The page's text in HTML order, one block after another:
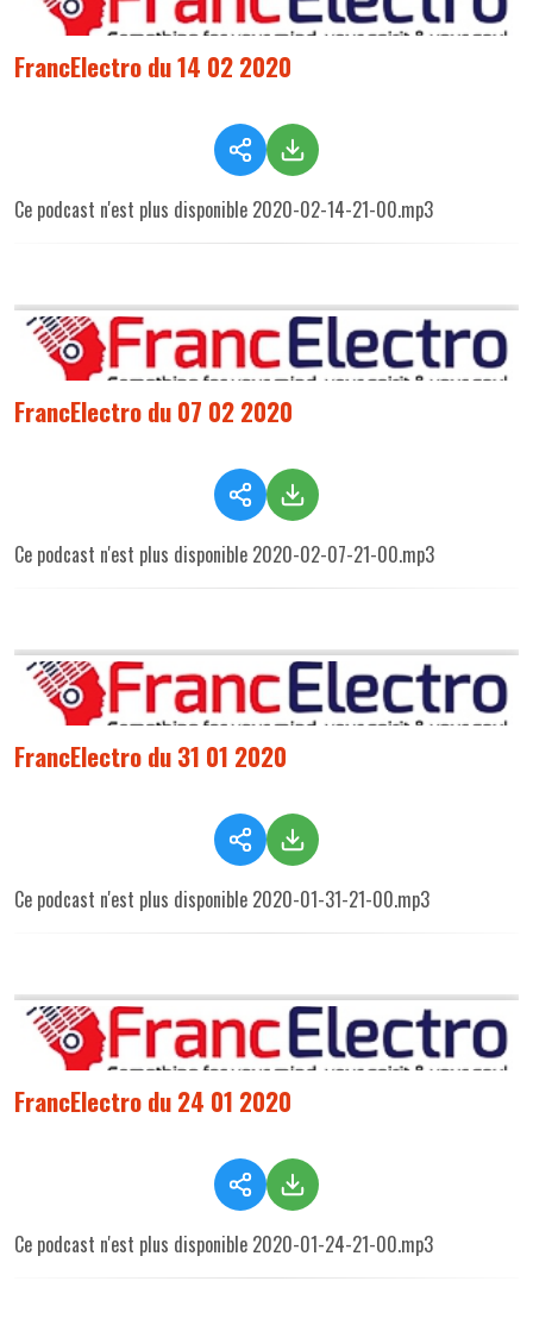
FrancElectro du 14 02 2020
Ce podcast n'est plus disponible 2020-02-14-21-00.mp3
FrancElectro du 07 02 2020
Ce podcast n'est plus disponible 2020-02-07-21-00.mp3
FrancElectro du 31 01 2020
Ce podcast n'est plus disponible 2020-01-31-21-00.mp3
FrancElectro du 24 01 2020
Ce podcast n'est plus disponible 2020-01-24-21-00.mp3